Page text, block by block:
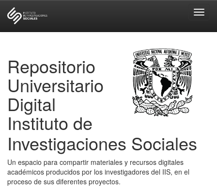
Repositorio
Universitario
Digital
Instituto de
Investigaciones Sociales
Un espacio para compartir materiales y recursos digitales
académicos producidos por los investigadores del IIS, en el
proceso de sus diferentes proyectos.